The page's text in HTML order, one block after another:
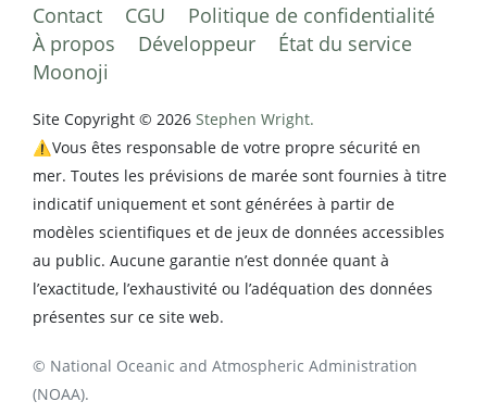
Contact CGU
Politique de confidentialité
À propos
Développeur
État du service
Moonoji
Site Copyright © 2026 Stephen Wright.
⚠️Vous êtes responsable de votre propre sécurité en
mer. Toutes les prévisions de marée sont fournies à titre
indicatif uniquement et sont générées à partir de
modèles scientifiques et de jeux de données accessibles
au public. Aucune garantie n’est donnée quant à
l’exactitude, l’exhaustivité ou l’adéquation des données
présentes sur ce site web.
© National Oceanic and Atmospheric Administration
(NOAA).